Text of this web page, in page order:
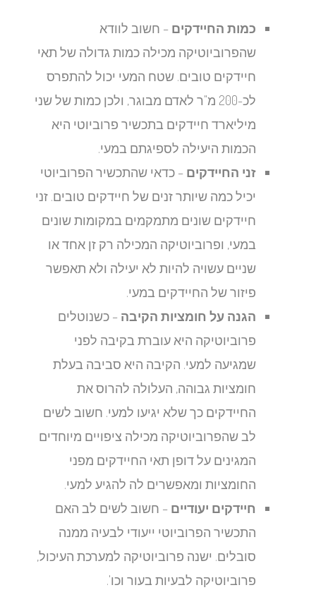
כמות החיידקים– חשוב לוודא
שהפרוביוטיקה מכילה כמות גדולה של תאי
חיידקים טובים. שטח המעי יכול להתפרס
לכ-200 מ"ר לאדם מבוגר, ולכן כמות של שני
מיליארד חיידקים בתכשיר פרוביוטי היא
הכמות היעילה לספיגתם במעי.
זני החיידקים– כדאי שהתכשיר הפרוביוטי
יכיל כמה שיותר זנים של חיידקים טובים. זני
חיידקים שונים מתמקמים במקומות שונים
במעי, ופרוביוטיקה המכילה רק זן אחד או
שניים עשויה להיות לא יעילה ולא תאפשר
פיזור של החיידקים במעי.
הגנה על חומציות הקיבה– כשנוטלים
פרוביוטיקה היא עוברת בקיבה לפני
שמגיעה למעי. הקיבה היא סביבה בעלת
חומציות גבוהה, העלולה להרוס את
החיידקים כך שלא יגיעו למעי. חשוב לשים
לב שהפרוביוטיקה מכילה ציפויים מיוחדים
המגינים על דופן תאי החיידקים מפני
החומציות ומאפשרים לה להגיע למעי.
חיידקים יעודיים– חשוב לשים לב האם
התכשיר הפרוביוטי ייעודי לבעיה ממנה
סובלים. ישנה פרוביוטיקה למערכת העיכול,
פרוביוטיקה לבעיות בעור וכו'.